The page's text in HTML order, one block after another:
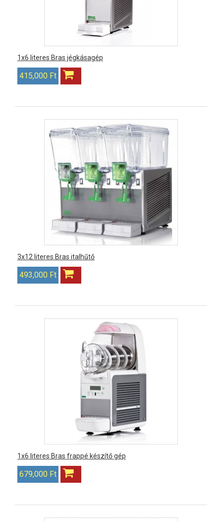
1x6 literes Bras jégkásagép
415,000 Ft
3x12 literes Bras italhűtő
493,000 Ft
1x6 literes Bras frappé készítő gép
679,000 Ft